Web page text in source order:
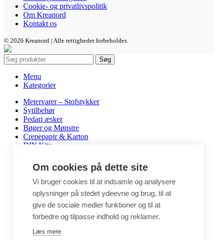
Cookie- og privatlivspolitik
Om Kreanord
Kontakt os
© 2026 Kreanord | Alle rettigheder forbeholdes.
Søg
Menu
Kategorier
Metervarer – Stofstykker
Sytilbehør
Pedari æsker
Bøger og Mønstre
Crepepapir & Karton
DIY Kits
Interiør / Puder
Unika / Accessories
Garn
Perler & smykkedele
Tegne & maleartikler
Gavekort
Byggesæt
Om cookies på dette site
Vi bruger cookies til at indsamle og analysere
oplysninger på stedet ydeevne og brug, til at
give de sociale medier funktioner og til at
forbedre og tilpasse indhold og reklamer.
Læs mere